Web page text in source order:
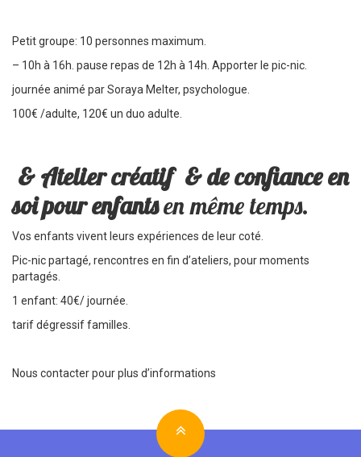
Petit groupe: 10 personnes maximum.
– 10h à 16h. pause repas de 12h à 14h. Apporter le pic-nic.
journée animé parSoraya Melter, psychologue.
100€ /adulte, 120€ un duo adulte.
& Atelier créatif & de confiance en
soi pour enfantsen même temps.
Vos enfants vivent leurs expériences de leur coté.
Pic-nic partagé, rencontres en fin d’ateliers, pour moments
partagés.
1 enfant: 40€/ journée.
tarif dégressif familles.
Nous contacter pour plus d’informations